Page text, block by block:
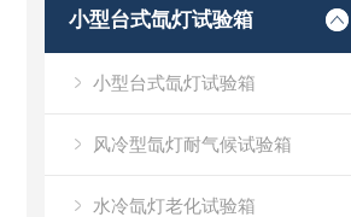
小型台式氙灯试验箱
小型台式氙灯试验箱
风冷型氙灯耐气候试验箱
水冷氙灯老化试验箱